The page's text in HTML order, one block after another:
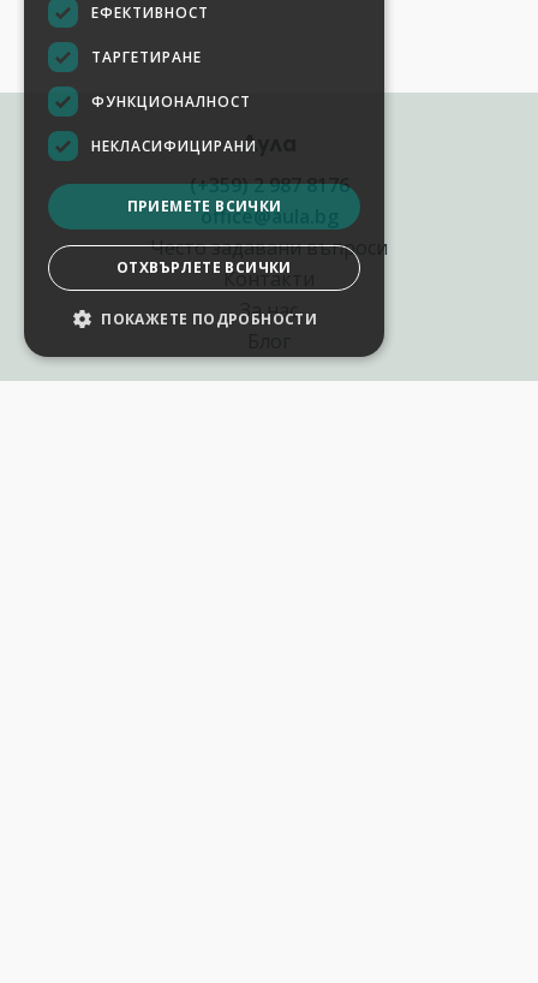
Аула
(+359) 2 987 8176
office@aula.bg
Често задавани въпроси
Контакти
За нас
ЕФЕКТИВНОСТ
ТАРГЕТИРАНЕ
ФУНКЦИОНАЛНОСТ
НЕКЛАСИФИЦИРАНИ
ПРИЕМЕТЕ ВСИЧКИ
ОТХВЪРЛЕТЕ ВСИЧКИ
ПОКАЖЕТЕ ПОДРОБНОСТИ